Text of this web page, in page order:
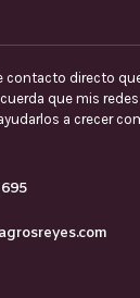
contacto directo
que mis redes
a crecer